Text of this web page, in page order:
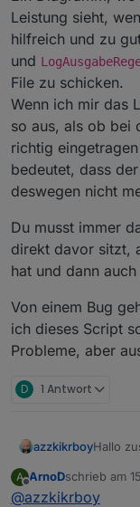
die
Leistung sieht,
hilfreich und zu
und
File zu schicken.
Wenn ich mir das
so aus, als ob bei
richtig
bedeutet, dass
deswegen nicht
Du musst immer
direkt davor sitzt,
hat und dann
Von einem Bug
ich dieses Script
Probleme, aber
D 1 Antwort
azzkikrboyHallo
Anlage
A
Offline
ArnoDschrieb am
zuletzt
@azzkikrboy